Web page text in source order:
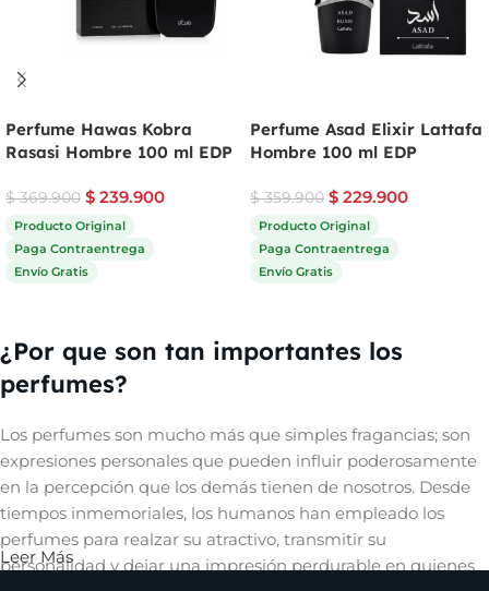
Perfume Hawas Kobra
Rasasi Hombre 100 ml EDP
$369.900 $ 239.900
Producto Original
Paga Contraentrega
Envío Gratis
Perfume Asad Elixir Lattafa
Hombre 100 ml EDP
$359.900 $ 229.900
Producto Original
Paga Contraentrega
Envío Gratis
¿Por que son tan importantes los
perfumes?
Los perfumes son mucho más que simples fragancias; son
expresiones personales que pueden influir poderosamente
en la percepción que los demás tienen de nosotros. Desde
tiempos inmemoriales, los humanos han empleado los
perfumes para realzar su atractivo, transmitir su
personalidad y dejar una impresión perdurable en quienes
Leer Más